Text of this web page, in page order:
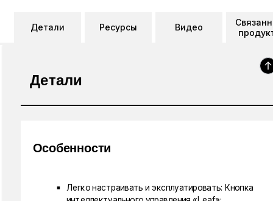
Детали Ресурсы Видео
Детали
Особенности
Легко настраивать и эксплуатировать: Кнопка